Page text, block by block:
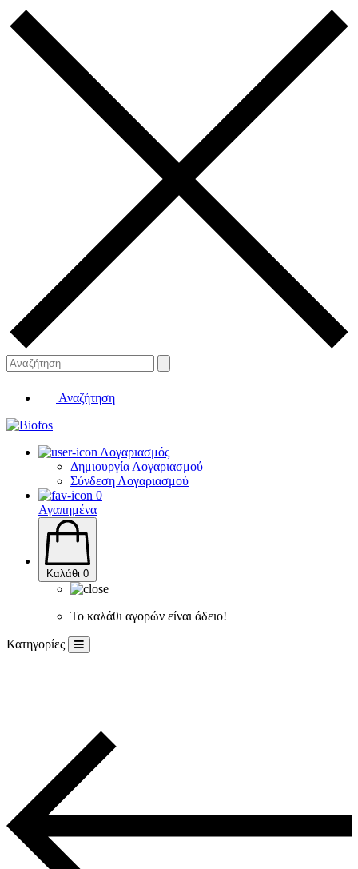
Αναζήτηση
Λογαριασμός
Δημιουργία Λογαριασμού
Σύνδεση Λογαριασμού
0
Αγαπημένα
Καλάθι 0
Το καλάθι αγορών είναι άδειο!
Κατηγορίες